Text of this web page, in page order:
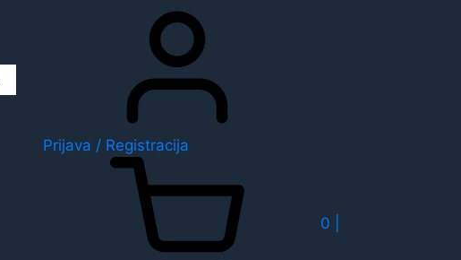
Prijava / Registracija
0 |